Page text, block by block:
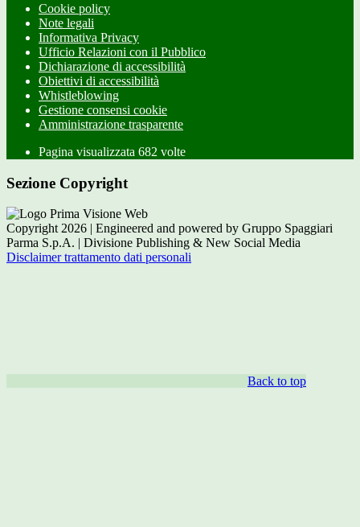
Cookie policy
Note legali
Informativa Privacy
Ufficio Relazioni con il Pubblico
Dichiarazione di accessibilità
Obiettivi di accessibilità
Whistleblowing
Gestione consensi cookie
Amministrazione trasparente
Pagina visualizzata 682 volte
Sezione Copyright
Copyright 2026 | Engineered and powered by Gruppo Spaggiari
Parma S.p.A. | Divisione Publishing & New Social Media
Disclaimer trattamento dati personali
Back to top